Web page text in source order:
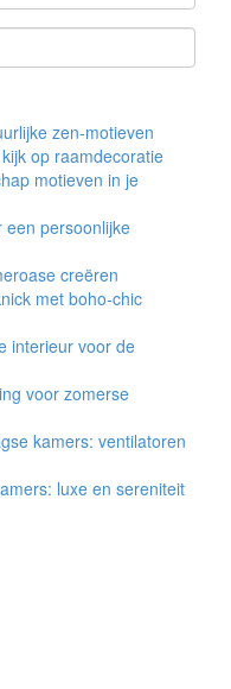
zen-motieven
op raamdecoratie
motieven in je
een persoonlijke
creëren
met boho-chic
interieur voor de
voor zomerse
kamers: ventilatoren
luxe en sereniteit